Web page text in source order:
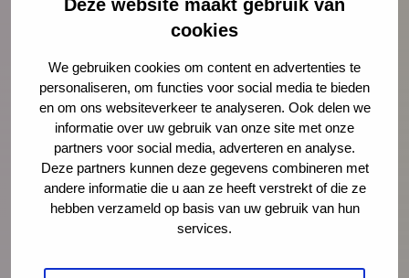
Deze website maakt gebruik van
cookies
We gebruiken cookies om content en advertenties te
personaliseren, om functies voor social media te bieden
en om ons websiteverkeer te analyseren. Ook delen we
informatie over uw gebruik van onze site met onze
partners voor social media, adverteren en analyse.
Deze partners kunnen deze gegevens combineren met
andere informatie die u aan ze heeft verstrekt of die ze
hebben verzameld op basis van uw gebruik van hun
services.
Opinie: Vakantie? De stress van
ouders loopt alleen maar op
Juist op het moment dat ouders snakken
naar rust, staan ze er alleen voor. Schiet
hen te hulp, noteert Igor Ivakic, directeur-
bestuurder van het Nederlands Centrum
Jeugdgezondheid.